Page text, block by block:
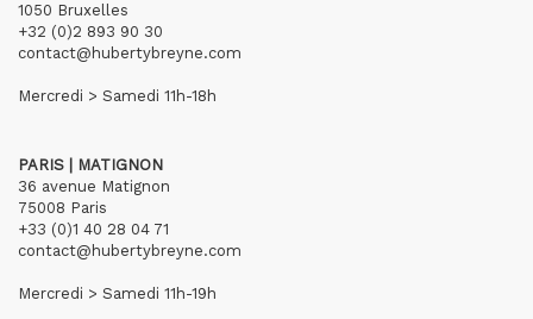
1050 Bruxelles
+32 (0)2 893 90 30
contact@hubertybreyne.com
Mercredi > Samedi 11h-18h
PARIS | MATIGNON
36 avenue Matignon
75008 Paris
+33 (0)1 40 28 04 71
contact@hubertybreyne.com
Mercredi > Samedi 11h-19h